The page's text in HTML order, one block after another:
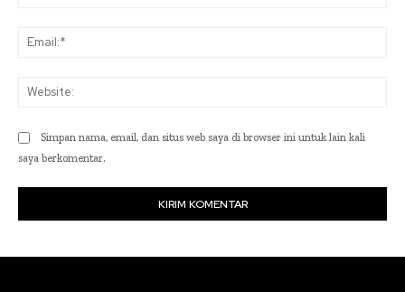
Simpan nama, email, dan situs web saya di browser ini untuk lain kali
saya berkomentar.